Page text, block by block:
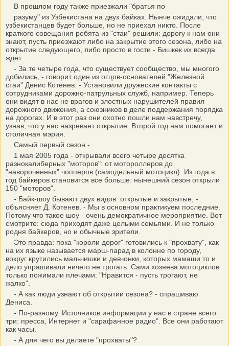
В прошлом году также приезжали "братья по
разуму" из Узбекистана на двух байках. Нынче ожидали, что
узбекистанцев будет больше, но не приехал никто. После
краткого совещания ребята из "стаи" решили: дорогу к нам они
знают, пусть приезжают либо на закрытие этого сезона, либо на
открытие следующего, либо просто в гости - Бишкек их всегда
ждет.
- За те четыре года, что существует сообщество, мы многого
добились, - говорит один из отцов-основателей "Железной
стаи" Денис Котенев. - Установили дружеские контакты с
сотрудниками дорожно-патрульных служб, например. Теперь
они видят в нас не врагов и злостных нарушителей правил
дорожного движения, а союзников в деле поддержания порядка
на дорогах. И в этот раз они охотно пошли нам навстречу,
узнав, что у нас назревает открытие. Второй год нам помогает и
столичная мэрия.
Самый первый сезон -
1 мая 2005 года - открывали всего четыре десятка
разнокалиберных "моторов": от мотороллеров до
"навороченных" чопперов (самодельный мотоцикл). Из года в
год байкеров становится все больше: нынешний сезон открыли
150 "моторов".
- Байк-шоу бывают двух видов: открытые и закрытые, -
объясняет Д. Котенев. - Мы в основном практикуем последние.
Потому что такое шоу - очень демократичное мероприятие. Вот
смотрите: сюда приходят даже целыми семьями. И не только
родня байкеров, но и обычные зрители.
Это правда: пока "короли дорог" готовились к "прохвату", как
на их языке называется марш-парад в колонне по городу,
вокруг крутились мальчишки и девчонки, которых мамаши то и
дело упрашивали ничего не трогать. Сами хозяева мотоциклов
только пожимали плечами: "Нравится - пусть трогают, не
жалко".
- А как люди узнают об открытии сезона? - спрашиваю
Дениса.
- По-разному. Источников информации у нас в стране всего
три: пресса, Интернет и "сарафанное радио". Все они работают
как часы.
- А для чего вы делаете "прохваты"?